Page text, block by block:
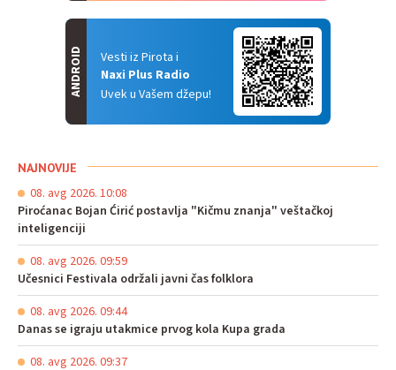
Vesti iz Pirota i
Naxi Plus Radio
Uvek u Vašem džepu!
ANDROID
NAJNOVIJE
08. avg 2026. 10:08
Piroćanac Bojan Ćirić postavlja "Kičmu znanja" veštačkoj
inteligenciji
08. avg 2026. 09:59
Učesnici Festivala održali javni čas folklora
08. avg 2026. 09:44
Danas se igraju utakmice prvog kola Kupa grada
08. avg 2026. 09:37